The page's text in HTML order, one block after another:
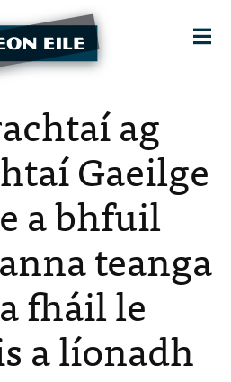
ag
Gaeilge
a bhfuil
teanga
fháil le
a líonadh